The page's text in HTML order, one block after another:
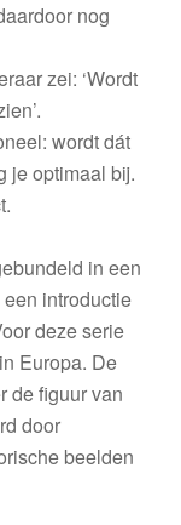
nog
zei: ‘Wordt
wordt dát
je optimaal bij.
in een
een introductie
deze serie
Europa. De
de figuur van
door
beelden